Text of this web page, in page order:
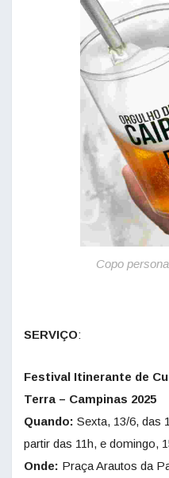
Copo
SERVIÇO:
Festival Itinerante de
Terra – Campinas 2025
Quando: Sexta, 13/6, das
partir das 11h, e domingo,
Onde: Praça Arautos da